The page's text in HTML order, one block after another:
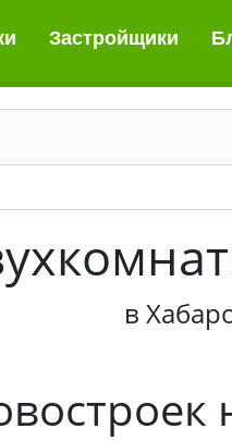
Застройщики
в